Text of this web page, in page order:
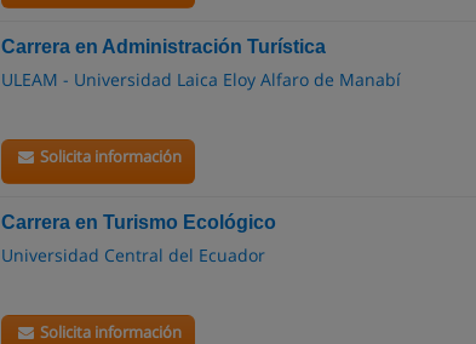
Carrera en Administración Turística
ULEAM - Universidad Laica Eloy Alfaro de Manabí
Solicita información
Carrera en Turismo Ecológico
Universidad Central del Ecuador
Solicita información